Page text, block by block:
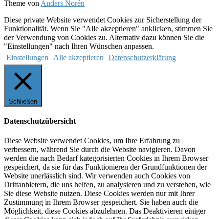
Theme von Anders Norén
Diese private Website verwendet Cookies zur Sicherstellung der
Funktionalität. Wenn Sie "Alle akzeptieren" anklicken, stimmen Sie
der Verwendung von Cookies zu. Alternativ dazu können Sie die
"Einstellungen" nach Ihren Wünschen anpassen.
Einstellungen
Alle akzeptieren Datenschutzerklärung
Schließen
Datenschutzübersicht
Diese Website verwendet Cookies, um Ihre Erfahrung zu
verbessern, während Sie durch die Website navigieren. Davon
werden die nach Bedarf kategorisierten Cookies in Ihrem Browser
gespeichert, da sie für das Funktionieren der Grundfunktionen der
Website unerlässlich sind. Wir verwenden auch Cookies von
Drittanbietern, die uns helfen, zu analysieren und zu verstehen, wie
Sie diese Website nutzen. Diese Cookies werden nur mit Ihrer
Zustimmung in Ihrem Browser gespeichert. Sie haben auch die
Möglichkeit, diese Cookies abzulehnen. Das Deaktivieren einiger